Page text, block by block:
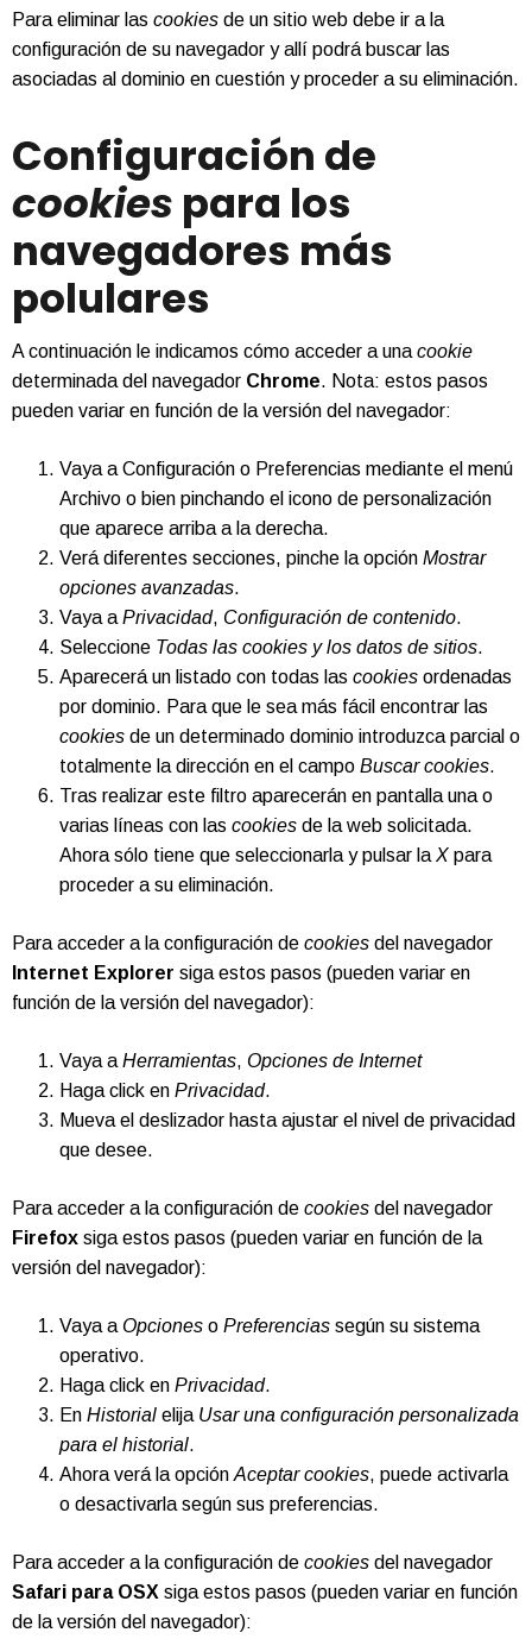
Para eliminar las cookies de un sitio web debe ir a la
configuración de su navegador y allí podrá buscar las
asociadas al dominio en cuestión y proceder a su eliminación.
Configuración de
cookies para los
navegadores más
polulares
A continuación le indicamos cómo acceder a una cookie
determinada del navegador Chrome. Nota: estos pasos
pueden variar en función de la versión del navegador:
Vaya a Configuración o Preferencias mediante el menú
Archivo o bien pinchando el icono de personalización
que aparece arriba a la derecha.
Verá diferentes secciones, pinche la opción Mostrar
opciones avanzadas.
Vaya a Privacidad, Configuración de contenido.
Seleccione Todas las cookies y los datos de sitios.
Aparecerá un listado con todas las cookies ordenadas
por dominio. Para que le sea más fácil encontrar las
cookies de un determinado dominio introduzca parcial o
totalmente la dirección en el campo Buscar cookies.
Tras realizar este filtro aparecerán en pantalla una o
varias líneas con las cookies de la web solicitada.
Ahora sólo tiene que seleccionarla y pulsar la X para
proceder a su eliminación.
Para acceder a la configuración de cookies del navegador
Internet Explorer siga estos pasos (pueden variar en
función de la versión del navegador):
Vaya a Herramientas, Opciones de Internet
Haga click en Privacidad.
Mueva el deslizador hasta ajustar el nivel de privacidad
que desee.
Para acceder a la configuración de cookies del navegador
Firefox siga estos pasos (pueden variar en función de la
versión del navegador):
Vaya a Opciones o Preferencias según su sistema
operativo.
Haga click en Privacidad.
En Historial elija Usar una configuración personalizada
para el historial.
Ahora verá la opción Aceptar cookies, puede activarla
o desactivarla según sus preferencias.
Para acceder a la configuración de cookies del navegador
Safari para OSX siga estos pasos (pueden variar en función
de la versión del navegador):